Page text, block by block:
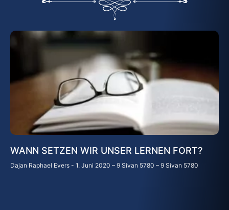
WANN SETZEN WIR UNSER LERNEN FORT?
Dajan Raphael Evers 1. Juni 2020 – 9 Sivan 5780 – 9 Sivan 5780